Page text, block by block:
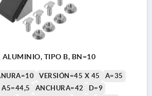
TIPO B, BN=10
VERSIÓN=45 X 45
A=35
A5=44,5 ANCHURA=42
D=9